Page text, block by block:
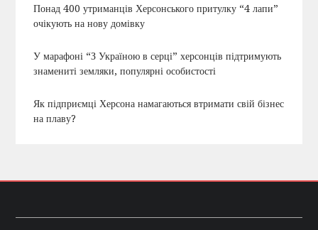
Понад 400 утриманців Херсонського притулку “4 лапи”
очікують на нову домівку
У марафоні “З Україною в серці” херсонців підтримують
знамениті земляки, популярні особистості
Як підприємці Херсона намагаються втримати свій бізнес
на плаву?